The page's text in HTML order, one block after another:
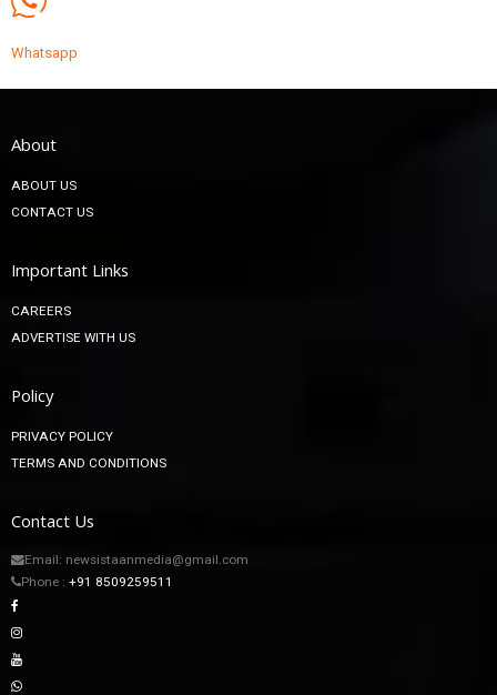
Whatsapp
About
ABOUT US
CONTACT US
Important Links
CAREERS
ADVERTISE WITH US
Policy
PRIVACY POLICY
TERMS AND CONDITIONS
Contact Us
Email: newsistaanmedia@gmail.com
Phone : +91 8509259511